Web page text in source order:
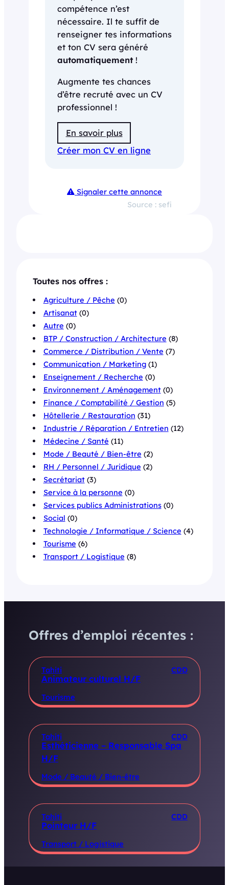
compétence n’est
nécessaire. Il te suffit de
renseigner tes informations
et ton CV sera généré
automatiquement!
Augmente tes chances
d’être recruté avec un CV
professionnel !
En savoir plus
Créer mon CV en ligne
Signaler cette annonce
Source : sefi
Toutes nos offres :
Agriculture / Pêche (0)
Artisanat(0)
Autre (0)
BTP / Construction / Architecture (8)
Commerce / Distribution / Vente (7)
Communication / Marketing(1)
Enseignement / Recherche (0)
Environnement / Aménagement(0)
Finance / Comptabilité / Gestion (5)
Hôtellerie / Restauration (31)
Industrie / Réparation / Entretien (12)
Médecine / Santé (11)
Mode / Beauté / Bien-être (2)
RH / Personnel / Juridique (2)
Secrétariat(3)
Service à la personne (0)
Services publics Administrations(0)
Social (0)
Technologie / Informatique / Science (4)
Tourisme (6)
Transport / Logistique (8)
Offres d’emploi récentes :
Tahiti CDD
Animateur culturel H/F
Tourisme
Tahiti CDD
Esthéticienne – Responsable Spa
H/F
Mode / Beauté / Bien-être
Tahiti CDD
Pointeur H/F
Transport / Logistique